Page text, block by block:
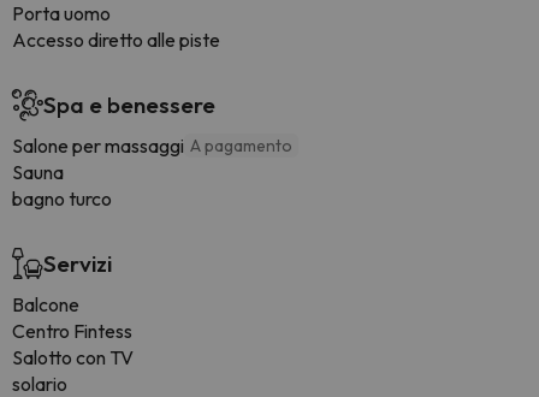
Porta uomo
Accesso diretto alle piste
Spa e benessere
Salone per massaggi A pagamento
Sauna
bagno turco
Servizi
Balcone
Centro Fintess
Salotto con TV
solario